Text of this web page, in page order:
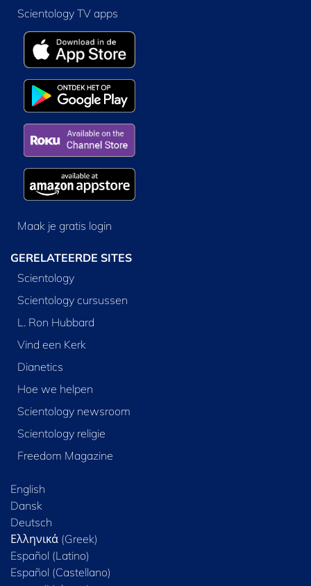
Scientology TV apps
Maak je gratis login
GERELATEERDE SITES
Scientology
Scientology cursussen
L. Ron Hubbard
Vind een Kerk
Dianetics
Hoe we helpen
Scientology newsroom
Scientology religie
Freedom Magazine
English
Dansk
Deutsch
Ελληνικά (Greek)
Español (Latino)
Español (Castellano)